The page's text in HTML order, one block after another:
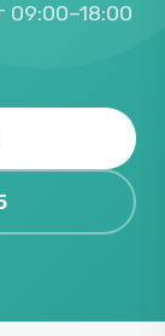
09:00–18:00